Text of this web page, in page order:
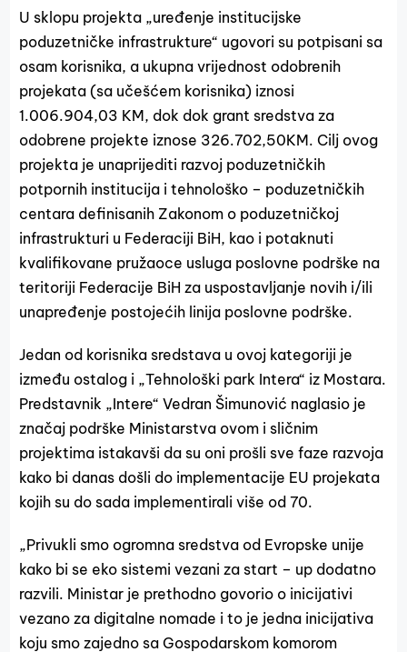
U sklopu projekta „uređenje institucijske
poduzetničke infrastrukture“ ugovori su potpisani sa
osam korisnika, a ukupna vrijednost odobrenih
projekata (sa učešćem korisnika) iznosi
1.006.904,03 KM, dok dok grant sredstva za
odobrene projekte iznose 326.702,50KM. Cilj ovog
projekta je unaprijediti razvoj poduzetničkih
potpornih institucija i tehnološko – poduzetničkih
centara definisanih Zakonom o poduzetničkoj
infrastrukturi u Federaciji BiH, kao i potaknuti
kvalifikovane pružaoce usluga poslovne podrške na
teritoriji Federacije BiH za uspostavljanje novih i/ili
unapređenje postojećih linija poslovne podrške.
Jedan od korisnika sredstava u ovoj kategoriji je
između ostalog i „Tehnološki park Intera“ iz Mostara.
Predstavnik „Intere“ Vedran Šimunović naglasio je
značaj podrške Ministarstva ovom i sličnim
projektima istakavši da su oni prošli sve faze razvoja
kako bi danas došli do implementacije EU projekata
kojih su do sada implementirali više od 70.
„Privukli smo ogromna sredstva od Evropske unije
kako bi se eko sistemi vezani za start – up dodatno
razvili. Ministar je prethodno govorio o inicijativi
vezano za digitalne nomade i to je jedna inicijativa
koju smo zajedno sa Gospodarskom komorom